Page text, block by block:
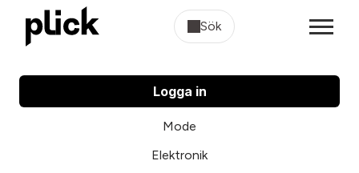
Sök
Logga in
Mode
Elektronik